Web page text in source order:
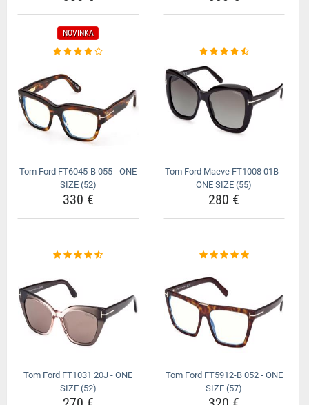
NOVINKA
Tom Ford FT6045-B 055 - ONE
SIZE (52)
330 €
Tom Ford Maeve FT1008 01B -
ONE SIZE (55)
280 €
Tom Ford FT1031 20J - ONE
SIZE (52)
Tom Ford FT5912-B 052 - ONE
SIZE (57)